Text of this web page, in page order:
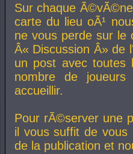
Sur chaque
carte du lieu oÃ¹
ne vous perde sur le
Â« Discussion Â» de
un post avec toutes
nombre de
accueillir.
Pour rÃ©server une
il vous suffit de vous
de la publication et